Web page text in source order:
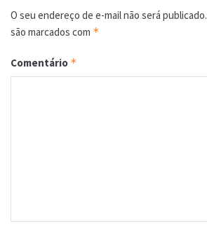
O seu endereço de e-mail não será publicado.
são marcados com *
Comentário *